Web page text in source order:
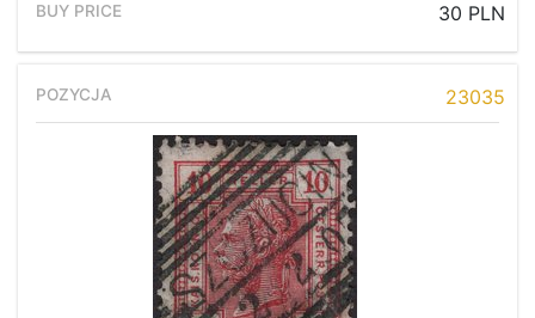
30 PLN
23035